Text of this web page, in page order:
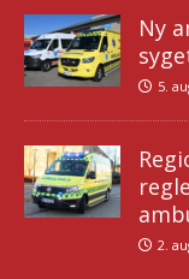
Ny
5.
2.